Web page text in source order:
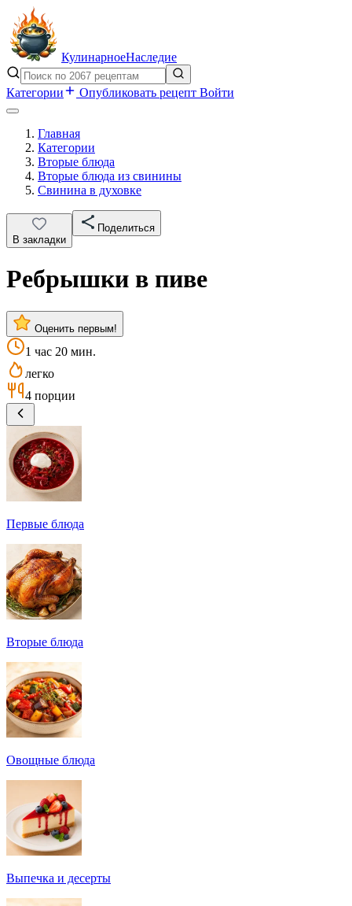
КулинарноеНаследие
Категории Опубликовать рецепт Войти
Главная
Категории
Вторые блюда
Вторые блюда из свинины
Свинина в духовке
В закладки
Поделиться
Ребрышки в пиве
Оценить первым!
1 час 20 мин.
легко
4 порции
Первые блюда
Вторые блюда
Овощные блюда
Выпечка и десерты